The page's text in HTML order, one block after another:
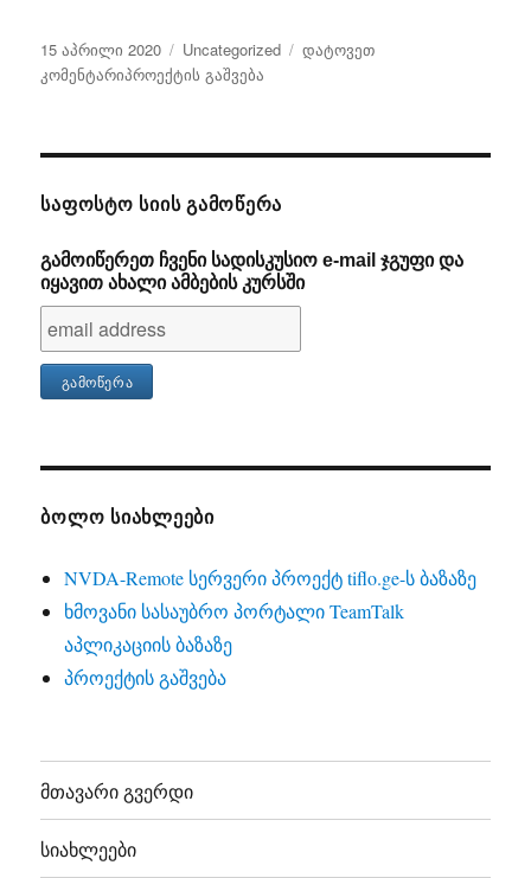
გამოქვეყნებულია:
15 აპრილი 2020 კატეგორიები
Uncategorized
დატოვეთ
კომენტარიპროექტის გაშვება
ᲡᲐᲤᲝᲡᲢᲝ ᲡᲘᲘᲡ ᲒᲐᲛᲝᲬᲔᲠᲐ
გამოიწერეთ ჩვენი სადისკუსიო e-mail ჯგუფი და
იყავით ახალი ამბების კურსში
ᲑᲝᲚᲝ ᲡᲘᲐᲮᲚᲔᲔᲑᲘ
NVDA-Remote სერვერი პროექტ tiflo.ge-ს ბაზაზე
ხმოვანი სასაუბრო პორტალი TeamTalk
აპლიკაციის ბაზაზე
პროექტის გაშვება
მთავარი გვერდი
სიახლეები